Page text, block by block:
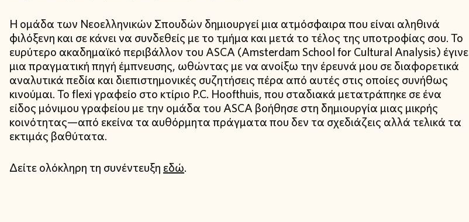
Η ομάδα των Νεοελληνικών Σπουδών δημιουργεί μια ατμόσφαιρα που είναι αληθινά
φιλόξενη και σε κάνει να συνδεθείς με το τμήμα και μετά το τέλος της υποτροφίας σου. Το
ευρύτερο ακαδημαϊκό περιβάλλον του ASCA (Amsterdam School for Cultural Analysis) έγινε
μια πραγματική πηγή έμπνευσης, ωθώντας με να ανοίξω την έρευνά μου σε διαφορετικά
αναλυτικά πεδία και διεπιστημονικές συζητήσεις πέρα από αυτές στις οποίες συνήθως
κινούμαι. Το flexi γραφείο στο κτίριο P.C. Hoofthuis, που σταδιακά μετατράπηκε σε ένα
είδος μόνιμου γραφείου με την ομάδα του ASCA βοήθησε στη δημιουργία μιας μικρής
κοινότητας—από εκείνα τα αυθόρμητα πράγματα που δεν τα σχεδιάζεις αλλά τελικά τα
εκτιμάς βαθύτατα.
Δείτε ολόκληρη τη συνέντευξη εδώ.